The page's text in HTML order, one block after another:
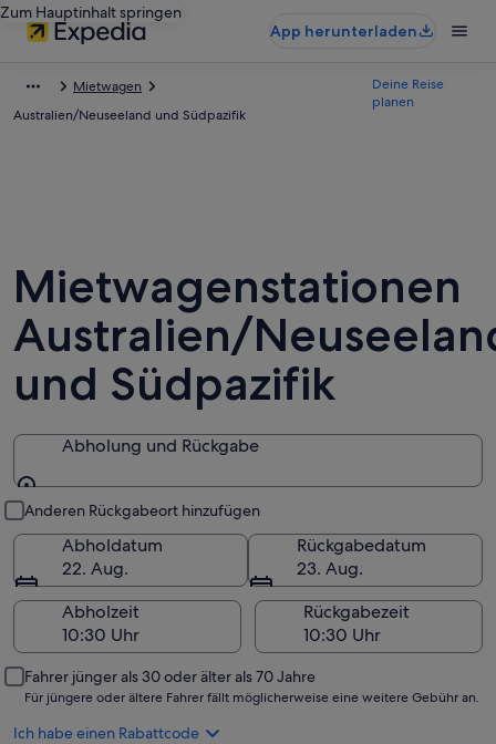
Zum Hauptinhalt springen
App herunterladen
Mietwagen
Australien/Neuseeland und Südpazifik
Deine Reise
planen
Mietwagenstationen
Australien/
und Südpazifik
Abholung und Rückgabe
Anderen Rückgabeort hinzufügen
Abholdatum
22. Aug.
Rückgabedatum
23. Aug.
Abholzeit
Rückgabezeit
Fahrer jünger als 30 oder älter als 70 Jahre
Für jüngere oder ältere Fahrer fällt möglicherweise eine weitere Gebühr an.
Ich habe einen Rabattcode